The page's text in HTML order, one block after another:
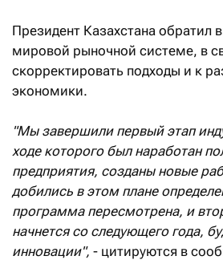
Президент Казахстана обратил
мировой рыночной системе, в
скорректировать подходы и к
экономики.
"Мы завершили первый этап
ходе которого был наработан
предприятия, созданы новые
добились в этом плане
программа пересмотрена, и
начнется со следующего года,
инновации", - цитируются в